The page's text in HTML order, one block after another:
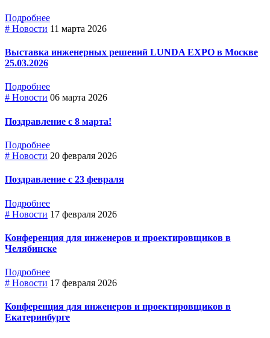
Подробнее
# Новости 11 марта 2026
Выставка инженерных решений LUNDA EXPO в Москве
25.03.2026
Подробнее
# Новости 06 марта 2026
Поздравление с 8 марта!
Подробнее
# Новости 20 февраля 2026
Поздравление с 23 февраля
Подробнее
# Новости 17 февраля 2026
Конференция для инженеров и проектировщиков в
Челябинске
Подробнее
# Новости 17 февраля 2026
Конференция для инженеров и проектировщиков в
Екатеринбурге